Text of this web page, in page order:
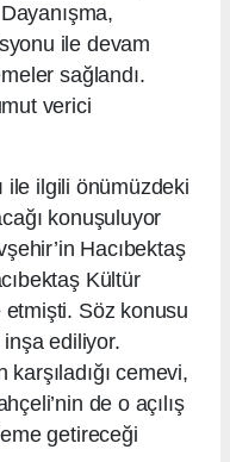
ile devam
sağlandı.
verici
ile ilgili önümüzdeki
konuşuluyor
Hacıbektaş
Kültür
Söz konusu
ediliyor.
karşıladığı cemevi,
de o açılış
getireceği